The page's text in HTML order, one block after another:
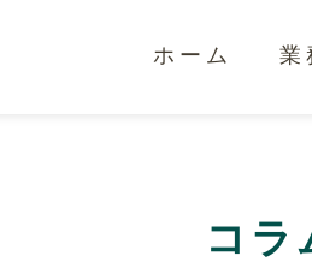
ホーム 業
コラ